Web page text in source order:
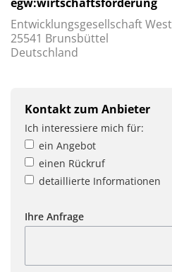
Entwicklungsgesellschaft
25541 Brunsbüttel
Deutschland
Kontakt zum Anbieter
Ich interessiere mich für:
ein Angebot
einen Rückruf
detaillierte Informationen
Ihre Anfrage